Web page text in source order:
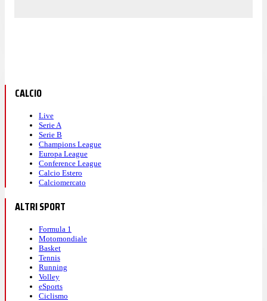
CALCIO
Live
Serie A
Serie B
Champions League
Europa League
Conference League
Calcio Estero
Calciomercato
ALTRI SPORT
Formula 1
Motomondiale
Basket
Tennis
Running
Volley
eSports
Ciclismo